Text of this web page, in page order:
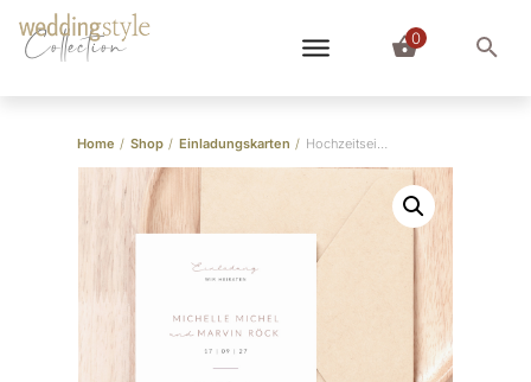
Collection 0
Home / Shop / Einladungskarten / Hochzeitseinladung “Wiesenblumen”